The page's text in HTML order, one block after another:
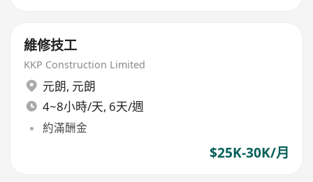
維修技工
KKP Construction Limited
元朗, 元朗
4~8小時/天, 6天/週
約滿酬金
$25K-30K/月